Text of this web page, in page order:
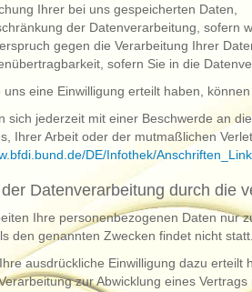
Ihrer bei uns gespeicherten Daten,
der Datenverarbeitung, sofern
gegen die Verarbeitung Ihrer
sofern Sie in die
uns eine Einwilligung erteilt haben,
sich jederzeit mit einer Beschwerde an
Ihrer Arbeit oder der mutmaßlichen
DE/Infothek/
Datenverarbeitung durch die
Ihre personenbezogenen Daten nur
den genannten Zwecken findet nicht
ausdrückliche Einwilligung dazu erteilt
zur Abwicklung eines